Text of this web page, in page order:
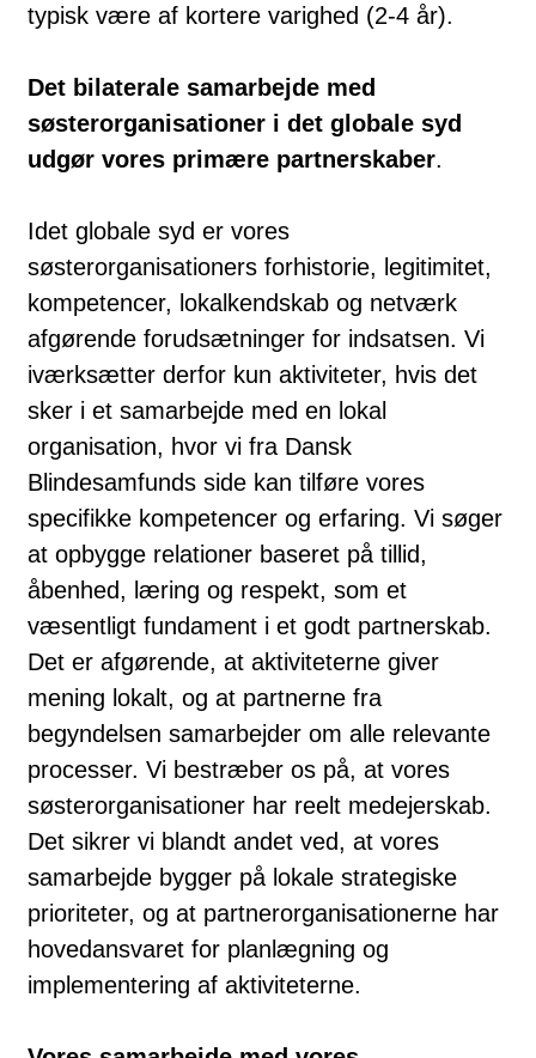
typisk være af kortere varighed (2-4 år).
Det bilaterale samarbejde med
søsterorganisationer i det globale syd
udgør vores primære partnerskaber.
Idet globale syd er vores
søsterorganisationers forhistorie, legitimitet,
kompetencer, lokalkendskab og netværk
afgørende forudsætninger for indsatsen. Vi
iværksætter derfor kun aktiviteter, hvis det
sker i et samarbejde med en lokal
organisation, hvor vi fra Dansk
Blindesamfunds side kan tilføre vores
specifikke kompetencer og erfaring. Vi søger
at opbygge relationer baseret på tillid,
åbenhed, læring og respekt, som et
væsentligt fundament i et godt partnerskab.
Det er afgørende, at aktiviteterne giver
mening lokalt, og at partnerne fra
begyndelsen samarbejder om alle relevante
processer. Vi bestræber os på, at vores
søsterorganisationer har reelt medejerskab.
Det sikrer vi blandt andet ved, at vores
samarbejde bygger på lokale strategiske
prioriteter, og at partnerorganisationerne har
hovedansvaret for planlægning og
implementering af aktiviteterne.